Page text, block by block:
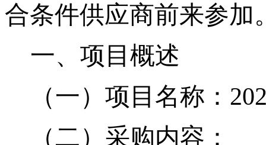
合条件供应商前来参加
一、项目概述
（一）项目名称：
（二）采购内容：